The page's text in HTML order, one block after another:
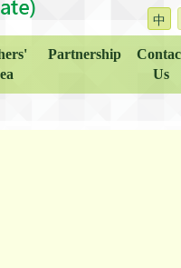
中
Partnership
Us